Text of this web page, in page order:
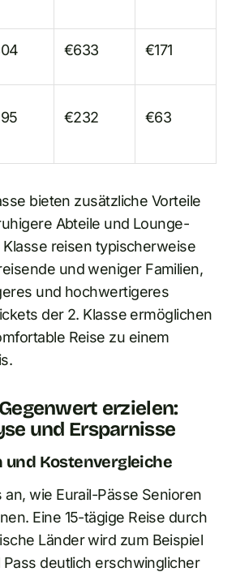
€633 €171
€232 €63
bieten zusätzliche Vorteile
Abteile und Lounge-
Klasse reisen typischerweise
und weniger Familien,
und hochwertigeres
der 2. Klasse ermöglichen
Reise zu einem
erzielen:
und Ersparnisse
und Kostenvergleiche
wie Eurail-Pässe Senioren
Eine 15-tägige Reise durch
Länder wird zum Beispiel
Pass deutlich erschwinglicher